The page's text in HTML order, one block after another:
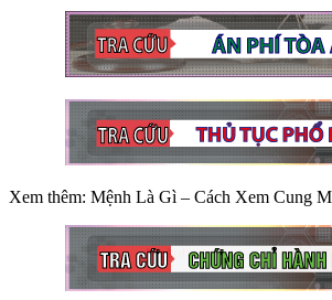
Xem thêm: Mệnh Là Gì – Cách Xem Cung